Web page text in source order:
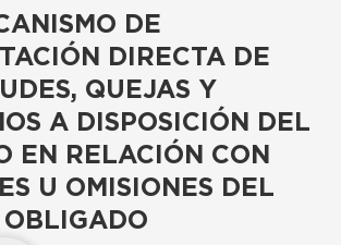
DE
DIRECTA DE
QUEJAS Y
A DISPOSICIÓN DEL
EN RELACIÓN CON
U OMISIONES DEL